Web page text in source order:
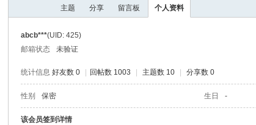
主题 分享 留言板 个人资料
abcb***(UID: 425)
邮箱状态
未验证
统计信息 好友数 0 回帖数 1003 主题数 10 分享数 0
性别 保密 生日 -
该会员签到详情